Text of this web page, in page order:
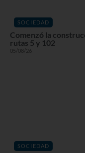
SOCIEDAD
Comenzó la
rutas 5 y 102
05/08/26
SOCIEDAD